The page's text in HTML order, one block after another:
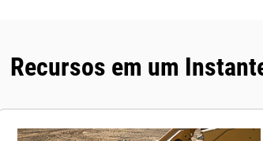
Recursos em um